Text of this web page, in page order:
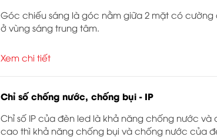
Góc chiếu sáng là góc nằm giữa 2 mặt có
ở vùng sáng trung tâm.
Xem chi tiết
Chỉ số chống nước, chống bụi - IP
Chỉ số IP của đèn led là khả năng chống nước
cao thì khả năng chống bụi và chống nước của